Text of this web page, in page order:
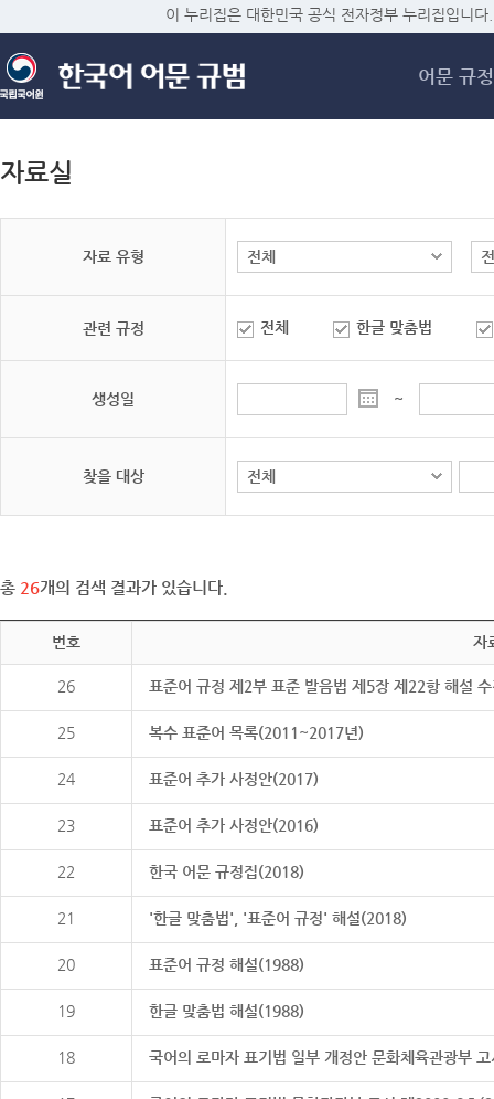
메
이 누리집은 대한민국 공식 전자정부 누리집입니다.
어문 규정
자료실
자료 유형
관련 규정 전체 한글 맞춤법
생성일 ~
찾을 대상
총 26개의 검색 결과가 있습니다.
번호 자
26 표준어 규정 제2부 표준 발음법 제5장 제22항 해설
25 복수 표준어 목록(2011~2017년)
24 표준어 추가 사정안(2017)
23 표준어 추가 사정안(2016)
22 한국 어문 규정집(2018)
21 '한글 맞춤법', '표준어 규정' 해설(2018)
20 표준어 규정 해설(1988)
19 한글 맞춤법 해설(1988)
18 국어의 로마자 표기법 일부 개정안 문화체육관광부